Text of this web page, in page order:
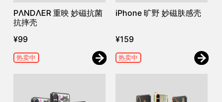
PΛNDΛER 重映 妙磁抗菌
抗摔壳
¥99
热卖中
iPhone 旷野 妙磁肤感壳
¥159
热卖中